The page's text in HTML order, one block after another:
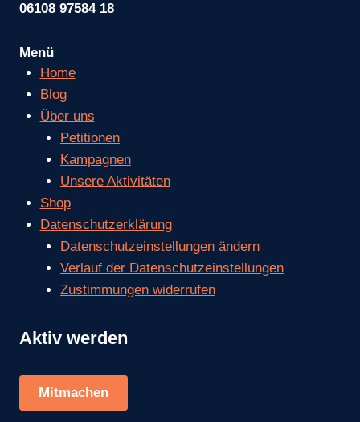
06108 97584 18
Menü
Home
Blog
Über uns
Petitionen
Kampagnen
Unsere Aktivitäten
Shop
Datenschutzerklärung
Datenschutzeinstellungen ändern
Verlauf der Datenschutzeinstellungen
Zustimmungen widerrufen
Aktiv werden
Mitmachen